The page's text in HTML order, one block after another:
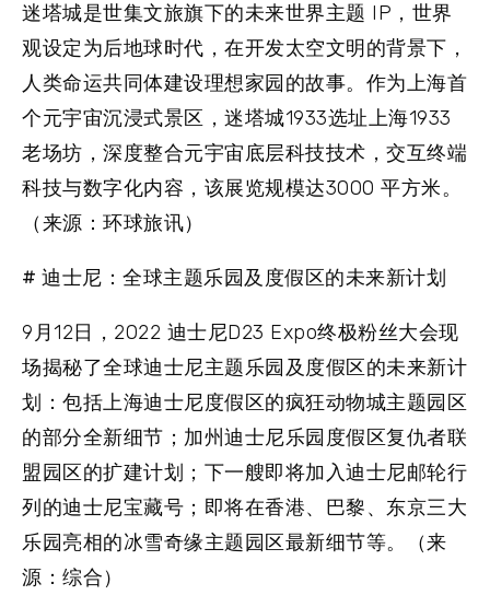
迷塔城是世集文旅旗下的未来世界主题 IP，世界
观设定为后地球时代，在开发太空文明的背景下，
人类命运共同体建设理想家园的故事。作为上海首
个元宇宙沉浸式景区，迷塔城1933选址上海1933
老场坊，深度整合元宇宙底层科技技术，交互终端
科技与数字化内容，该展览规模达3000 平方米。
（来源：环球旅讯）
# 迪士尼：全球主题乐园及度假区的未来新计划
9月12日，2022 迪士尼D23 Expo终极粉丝大会现
场揭秘了全球迪士尼主题乐园及度假区的未来新计
划：包括上海迪士尼度假区的疯狂动物城主题园区
的部分全新细节；加州迪士尼乐园度假区复仇者联
盟园区的扩建计划；下一艘即将加入迪士尼邮轮行
列的迪士尼宝藏号；即将在香港、巴黎、东京三大
乐园亮相的冰雪奇缘主题园区最新细节等。（来
源：综合）